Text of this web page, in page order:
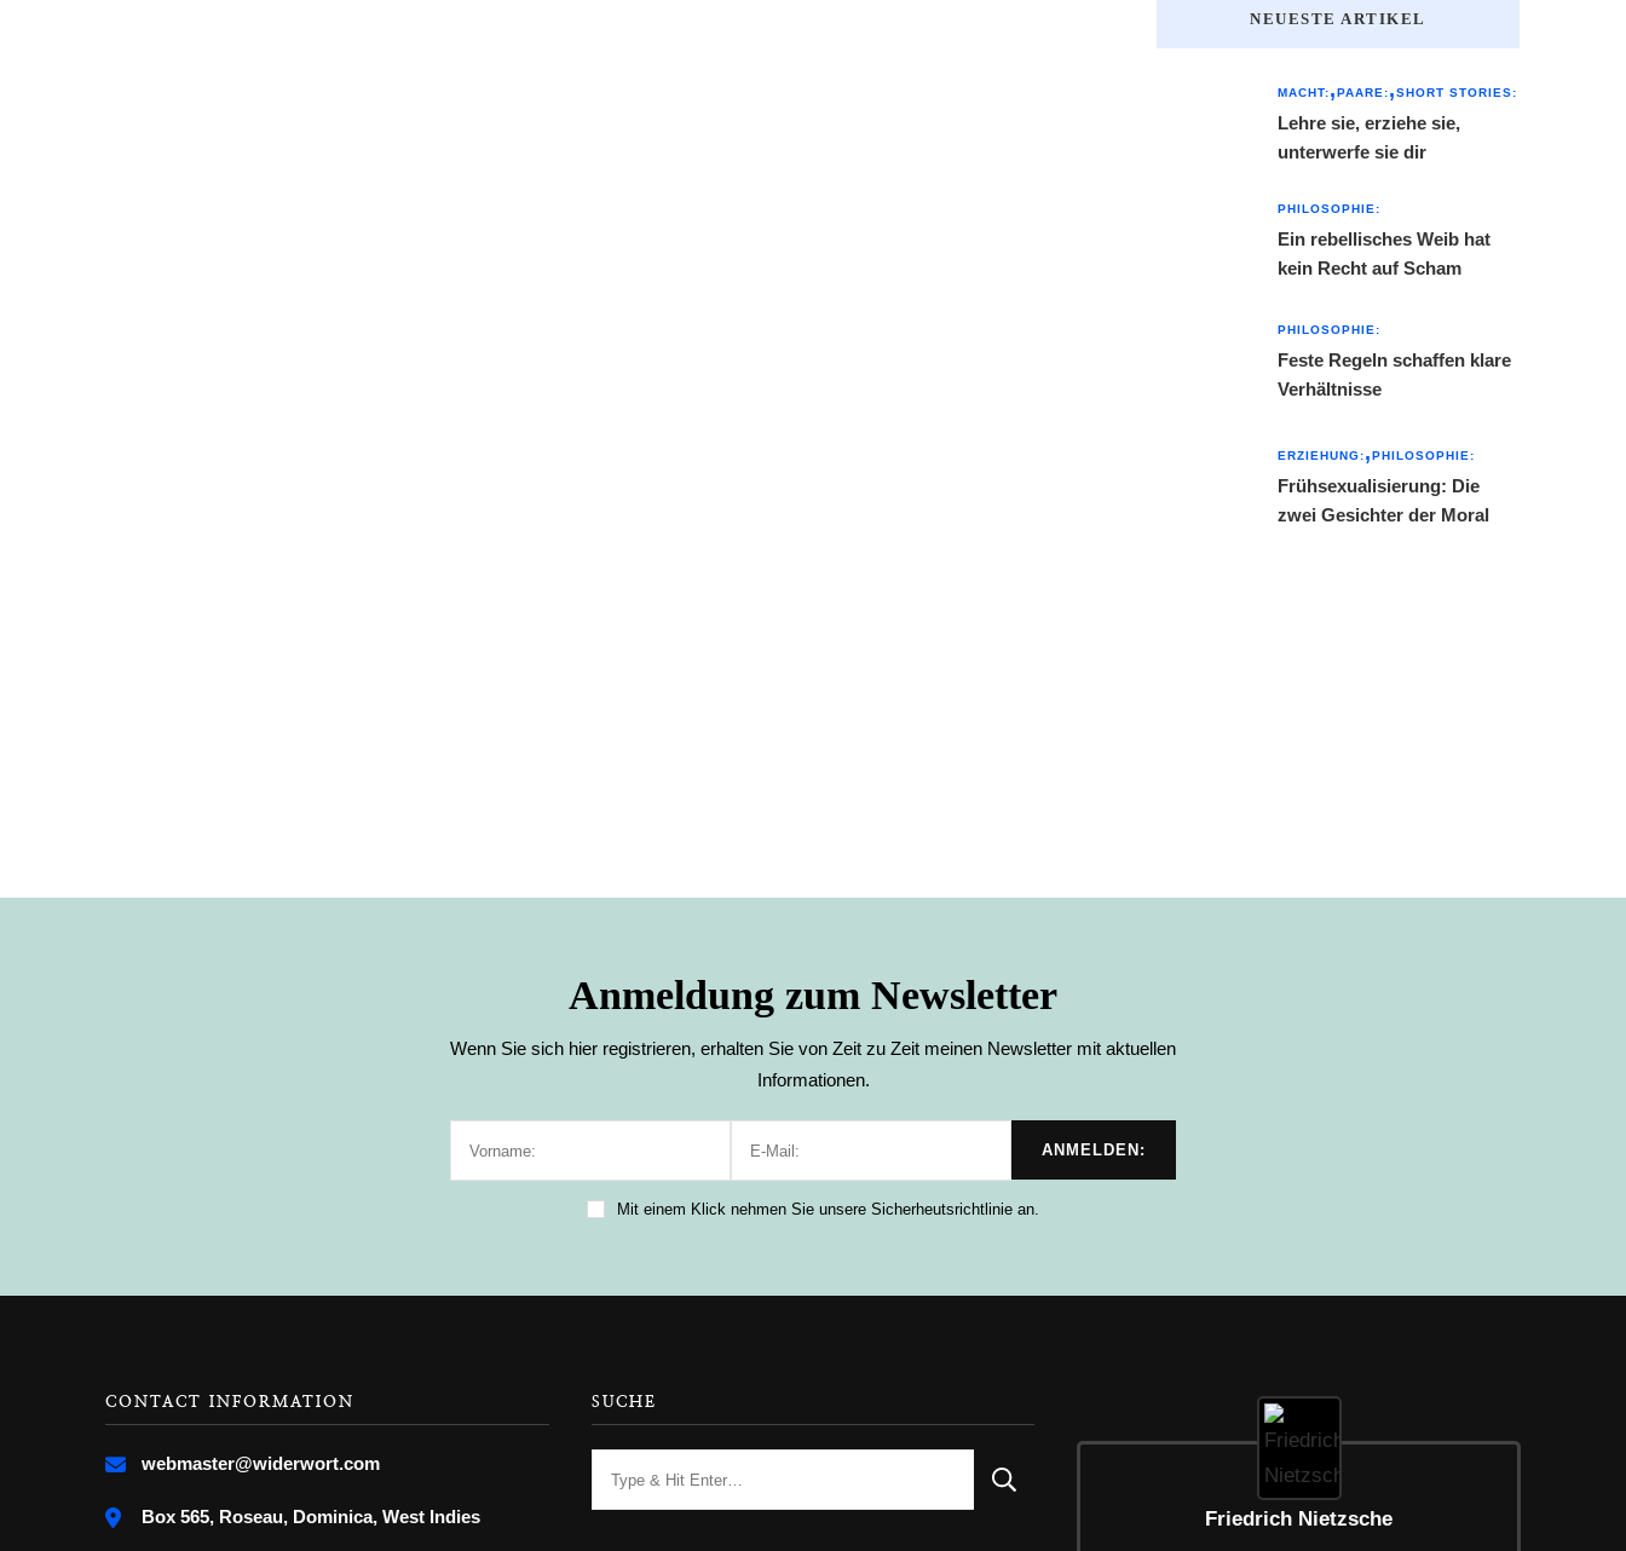
NEUESTE ARTIKEL
MACHT: PAARE: SHORT STORIES:
Lehre sie, erziehe sie,
unterwerfe sie dir
PHILOSOPHIE:
Ein rebellisches Weib hat
kein Recht auf Scham
PHILOSOPHIE:
Feste Regeln schaffen klare
Verhältnisse
ERZIEHUNG: PHILOSOPHIE:
Frühsexualisierung: Die
zwei Gesichter der Moral
Anmeldung zum Newsletter
Wenn Sie sich hier registrieren, erhalten Sie von Zeit zu Zeit meinen Newsletter mit aktuellen
Informationen.
Mit einem Klick nehmen Sie unsere Sicherheutsrichtlinie an.
CONTACT INFORMATION
webmaster@widerwort.com
Box 565, Roseau, Dominica, West Indies
SUCHE
Friedrich Nietzsche